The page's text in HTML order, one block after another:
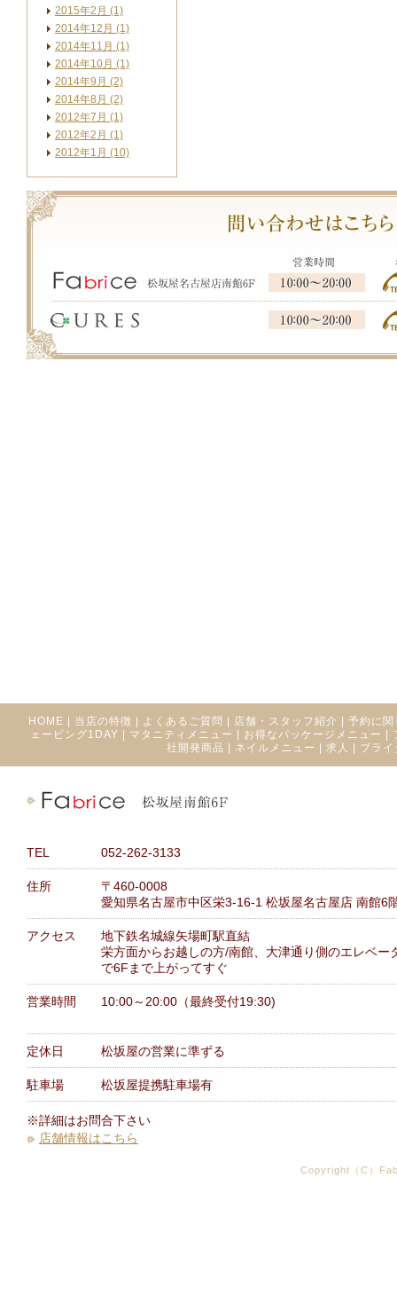
2015年2月 (1)
2014年12月 (1)
2014年11月 (1)
2014年10月 (1)
2014年9月 (2)
2014年8月 (2)
2012年7月 (1)
2012年2月 (1)
2012年1月 (10)
HOME 当店の特徴 よくあるご質問 店舗・スタッフ紹介
予約に関
ェービング1DAY
マタニティメニュー お得なパッケージメニュー
社開発商品
ネイルメニュー 求人 ブラ
TEL 052-262-3133
住所
〒460-0008
愛知県名古屋市中区栄3-16-1 松坂屋名古屋店 南館6
アクセス
地下鉄名城線矢場町駅直結
栄方面からお越しの方/南館、大津通り側のエレベー
で6Fまで上がってすぐ
営業時間 10:00～20:00（最終受付19:30)
定休日 松坂屋の営業に準ずる
駐車場 松坂屋提携駐車場有
※詳細はお問合下さい
店舗情報はこちら
Copyright（C）